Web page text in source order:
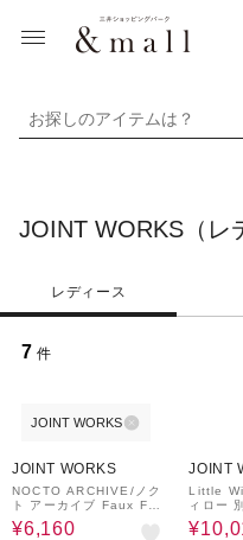
お探しのアイテムは？
JOINT WORKS（レ
レディース
7 件
JOINT WORKS
JOINT WORKS
NOCTO ARCHIVE/ノク
ト アーカイブ Faux Fur
Belt
¥6,160
JOINT
Little
ィロー
TUDS